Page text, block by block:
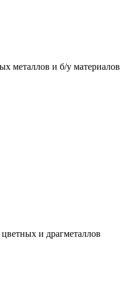
металлов и б/у материалов
и драгметаллов